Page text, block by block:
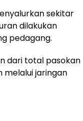
sekitar
dilakukan
pedagang.
dari total pasokan
melalui jaringan